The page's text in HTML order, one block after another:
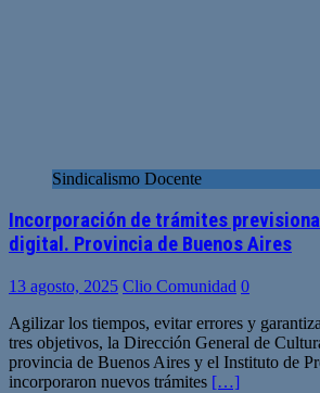
Sindicalismo Docente
Incorporación de trámites
digital. Provincia de Buenos Aires
13 agosto, 2025 Clio Comunidad 0
Agilizar los tiempos, evitar errores y
tres objetivos, la Dirección General de
provincia de Buenos Aires y el Instituto de
incorporaron nuevos trámites […]